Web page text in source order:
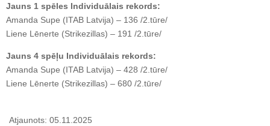
Jauns 1 spēles Individuālais rekords:
Amanda Supe (ITAB Latvija) – 136 /2.tūre/
Liene Lēnerte (Strikezillas) – 191 /2.tūre/
Jauns 4 spēļu Individuālais rekords:
Amanda Supe (ITAB Latvija) – 428 /2.tūre/
Liene Lēnerte (Strikezillas) – 680 /2.tūre/
Atjaunots: 05.11.2025